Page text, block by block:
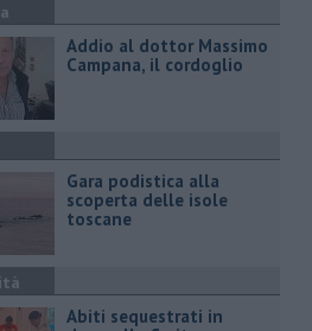
Addio al dottor Massimo
Campana, il cordoglio
Gara podistica alla
scoperta delle isole
toscane
Abiti sequestrati in